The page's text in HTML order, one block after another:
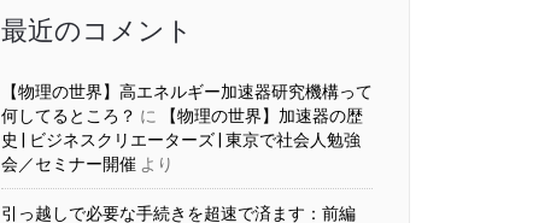
最近のコメント
【物理の世界】高エネルギー加速器研究機構って
何してるところ？ に
【物理の世界】加速器の歴
史 | ビジネスクリエーターズ | 東京で社会人勉強
会／セミナー開催 より
引っ越しで必要な手続きを超速で済ます：前編